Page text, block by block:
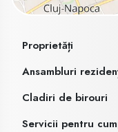
Proprietăți
Ansambluri
Cladiri de birouri
Servicii pentru